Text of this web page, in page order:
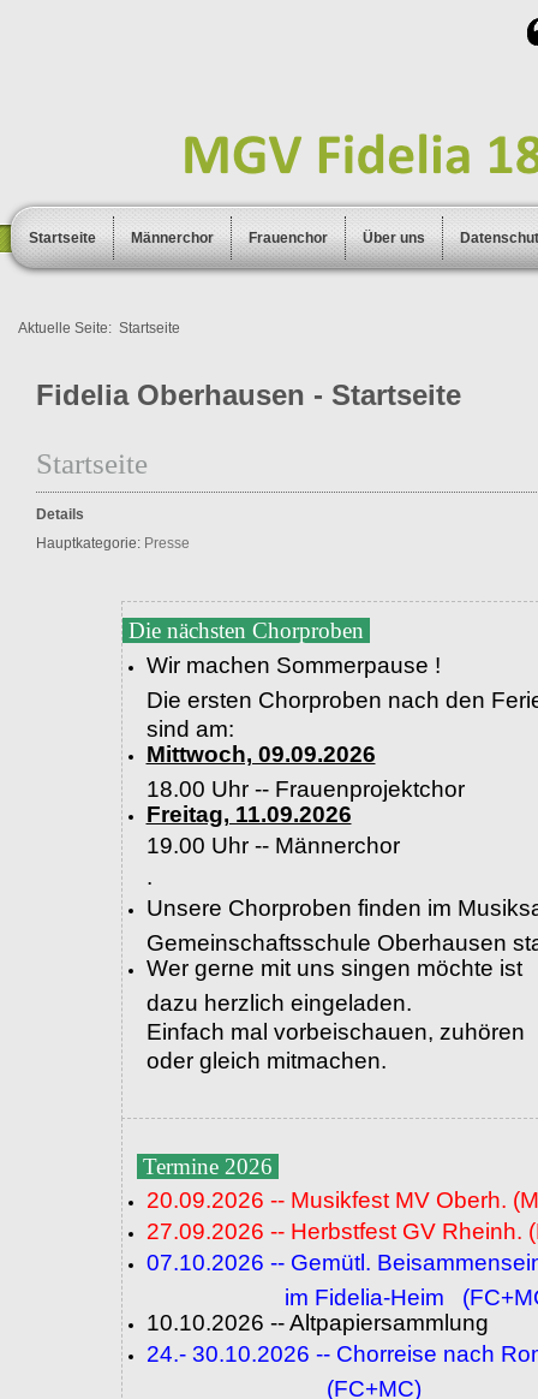
Startseite Männerchor Frauenchor Über uns
Aktuelle Seite: Startseite
Fidelia Oberhausen - Startseite
Startseite
Details
Hauptkategorie: Presse
Die nächsten Chorproben
Wir machen Sommerpause !
Die ersten Chorproben nach den
sind am:
Mittwoch, 09.09.2026
18.00 Uhr -- Frauenprojektchor
Freitag, 11.09.2026
19.00 Uhr -- Männerchor
.
Unsere Chorproben finden im
Gemeinschaftsschule Oberhausen
Wer gerne mit uns singen möchte ist
dazu herzlich eingeladen.
Einfach mal vorbeischauen, zuhören
oder gleich mitmachen.
Termine 2026
20.09.2026 -- Musikfest MV Oberh.
27.09.2026 -- Herbstfest GV Rheinh.
07.10.2026 -- Gemütl.
im Fidelia-Heim
10.10.2026 -- Altpapiersammlung
24.- 30.10.2026 -- Chorreise nach
(FC+MC)